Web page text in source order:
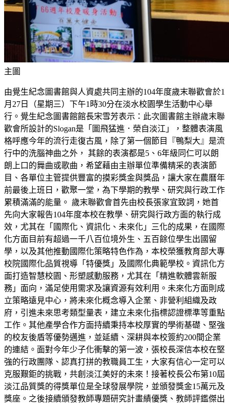
主圖
由覺生紀念圖書館與人資處共同主辦的104年度歲末聯歡會於1
月27日（星期三）下午1時30分在淡水校園學生活動中心舉
行。覺生紀念圖書館館長宋雪芳表示：此次圖書館主辦歲末聯
歡會所設計的Slogan是「圖飛猛進．榮自淡江」，整體表演風
格呼應今年的流行走復古風，除了第一個節目『鴨梨大』是流
行中的洗腦神曲之外， 其餘的表演都是5、6年級同仁可以朗
朗上口的舞曲或歌曲，希望藉由主辦單位準備精采的表演節
目、各單位主管提供豐富的摸彩獎金與獎品，讓大家在農曆年
前最後上班日，歡聚一堂，為下學期的教學、研究與行政工作
累積滿滿的能量。 歲末聯歡會首先由校長張家宜致詞，她首
先向大家報告104年度本校在教學、研究與行政方面的執行成
效，尤其在「國際化、資訊化、未來化」三化的成果，在國際
化方面目前有超過一千八百位境外生、五百餘位學生出國留
學，以及其他推動國際化策略特色作為，本校榮獲教育部大專
校院國際化品質視導「特優獎」及國際化典範學校。資訊化方
面打造智慧校園、形塑感動服務，尤其在「精進軟體雲新服
務」面向，滿足使用需求及讓資源有效利用。未來化方面則成
立策略遠見中心，將未來化概念導入企業、非營利組織及政
府，引進未來思考類型量表，建立未來化指標認證標準等重點
工作。其他產學合作方面持續秉持本校厚實的學術基礎、堅強
的校友後盾等優勢邁進，並延續、深耕與本校簽約200間企業
的連結。面對今年少子化衝擊的第一波，張校長深信本校在堅
強的行政團隊、認真打拼的教職員工生，大家有信心一定可以
克服艱鉅的挑戰，共創淡江美好的未來！接著校長公布第10屆
淡江品質獎的得獎單位是全球發展學院，並頒發獎金15萬元及
獎座。之後接續頒發教師專題研究計畫績優獎、教師評鑑傑出